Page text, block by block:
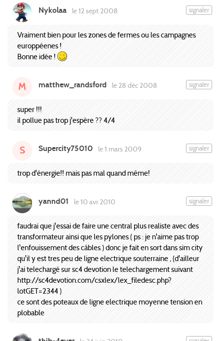
Nykolaa le 12 sept 2008 signaler
Vraiment bien pour les zones de fermes ou les campagnes
europpéenes !
Bonne idée !
M matthew_randsford le 28 déc 2008 signaler
super !!!
il pollue pas trop j'espère ?? 4/4
S Supercity75010 le 1 mars 2009 signaler
trop d'énergie!! mais pas mal quand même!
yannd01 le 10 avr 2010 signaler
faudrai que j'essai de faire une central plus realiste avec des
transformateur ainsi que les pylones ( ps : je n'aime pas trop
l'enfouissement des câbles ) donc je fait en sort dans sim city
qu'il y est tres peu de ligne electrique souterraine , (d'ailleur
j'ai telechargé sur sc4 devotion le telechargement suivant
http://sc4devotion.com/csxlex/lex_filedesc.php?
lotGET=2344 )
ce sont des poteaux de ligne electrique moyenne tension en
plobable